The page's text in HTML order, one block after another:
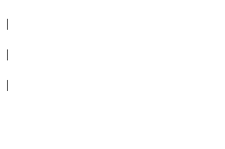
|
|
|